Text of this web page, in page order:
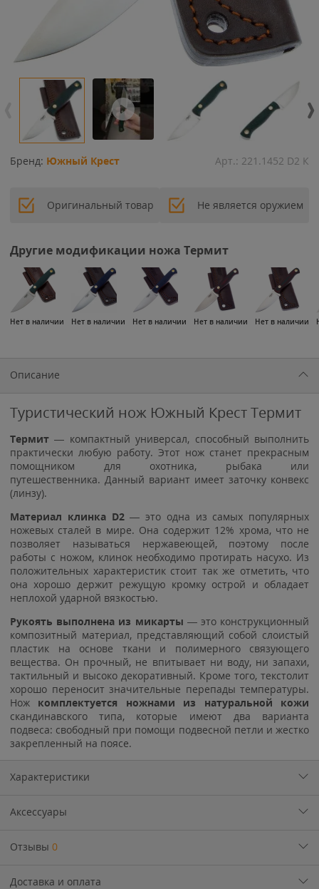
Бренд: Южный Крест Арт.: 221.1452 D2 К
Оригинальный товар Не является оружием
Другие модификации ножа Термит
Нет в наличии Нет в наличии Нет в наличии Нет в наличии Нет в наличии
Описание
Туристический нож Южный Крест Термит
Термит — компактный универсал, способный выполнить
практически любую работу. Этот нож станет прекрасным
помощником для охотника, рыбака или
путешественника. Данный вариант имеет заточку конвекс
(линзу).
Материал клинка D2— это одна из самых популярных
ножевых сталей в мире. Она содержит 12% хрома, что не
позволяет называться нержавеющей, поэтому после
работы с ножом, клинок необходимо протирать насухо. Из
положительных характеристик стоит так же отметить, что
она хорошо держит режущую кромку острой и обладает
неплохой ударной вязкостью.
Рукоять выполнена из микарты — это конструкционный
композитный материал, представляющий собой слоистый
пластик на основе ткани и полимерного связующего
вещества. Он прочный, не впитывает ни воду, ни запахи,
тактильный и высоко декоративный. Кроме того, текстолит
хорошо переносит значительные перепады температуры.
Нож комплектуется ножнами из натуральной кожи
скандинавского типа, которые имеют два варианта
подвеса: свободный при помощи подвесной петли и жестко
закрепленный на поясе.
Характеристики
Аксессуары
Отзывы 0
Доставка и оплата